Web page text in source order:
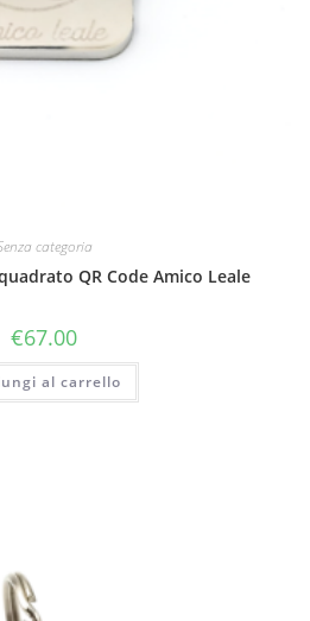
categoria
QR Code Amico Leale
€67.00
al carrello